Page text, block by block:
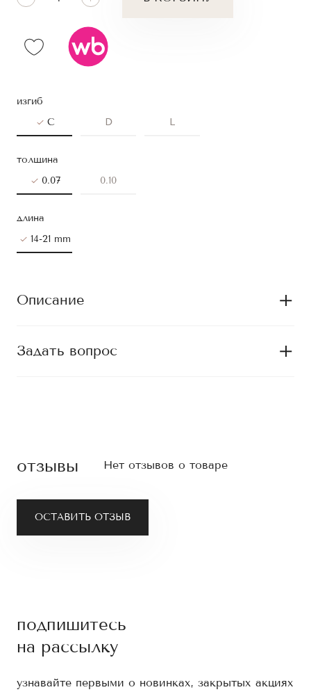
изгиб
C
D L
толщина
0.07
0.10
длина
14-21 mm
Описание
Задать вопрос
отзывы Нет отзывов о товаре
ОСТАВИТЬ ОТЗЫВ
подпишитесь
на рассылку
узнавайте первыми о новинках, закрытых акциях